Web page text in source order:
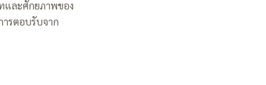
และศักยภาพของ
ารตอบรับจาก